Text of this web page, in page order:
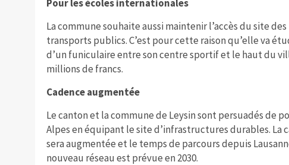
Pour les écoles internationales
La commune souhaite aussi maintenir l’accès du site
transports publics. C’est pour cette raison qu’elle va
d’un funiculaire entre son centre sportif et le haut du
millions de francs.
Cadence augmentée
Le canton et la commune de Leysin sont persuadés de
Alpes en équipant le site d’infrastructures durables. La
sera augmentée et le temps de parcours depuis
nouveau réseau est prévue en 2030.